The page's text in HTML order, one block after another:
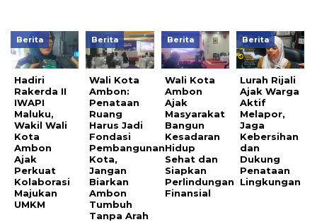
Berita
Hadiri
Rakerda II
IWAPI
Maluku,
Wakil Wali
Kota
Ambon
Ajak
Perkuat
Kolaborasi
Majukan
UMKM
Berita
Wali Kota
Ambon:
Penataan
Ruang
Harus Jadi
Fondasi
Pembangunan
Kota,
Jangan
Biarkan
Ambon
Tumbuh
Tanpa Arah
Berita
Wali Kota
Ambon
Ajak
Masyarakat
Bangun
Kesadaran
Hidup
Sehat dan
Siapkan
Perlindungan
Finansial
Berita
Lurah Rijali
Ajak Warga
Aktif
Melapor,
Jaga
Kebersihan
dan
Dukung
Penataan
Lingkungan